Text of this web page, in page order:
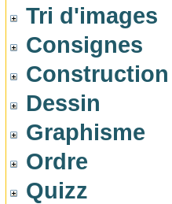
Tri d'images
Consignes
Construction
Dessin
Graphisme
Ordre
Quizz